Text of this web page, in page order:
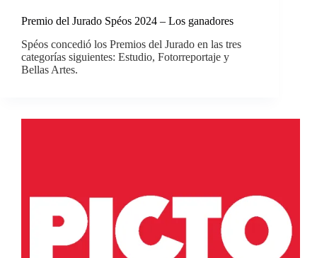
Premio del Jurado Spéos 2024 – Los ganadores
Spéos concedió los Premios del Jurado en las tres
categorías siguientes: Estudio, Fotorreportaje y
Bellas Artes.